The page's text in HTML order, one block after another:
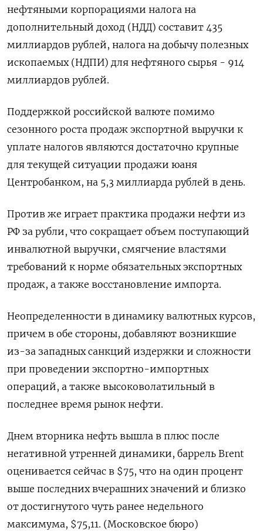
нефтяными корпорациями налога на
дополнительный доход (НДД) составит 435
миллиардов рублей, налога на добычу полезных
ископаемых (НДПИ) для нефтяного сырья - 914
миллиардов рублей.
Поддержкой российской валюте помимо
сезонного роста продаж экспортной выручки к
уплате налогов являются достаточно крупные
для текущей ситуации продажи юаня
Центробанком, на 5,3 миллиарда рублей в день.
Против же играет практика продажи нефти из
РФ за рубли, что сокращает объем поступающий
инвалютной выручки, смягчение властями
требований к норме обязательных экспортных
продаж, а также восстановление импорта.
Неопределенности в динамику валютных курсов,
причем в обе стороны, добавляют возникшие
из-за западных санкций издержки и сложности
при проведении экспортно-импортных
операций, а также высоковолатильный в
последнее время рынок нефти.
Днем вторника нефть вышла в плюс после
негативной утренней динамики, баррель Brent
оценивается сейчас в $75, что на один процент
выше последних вчерашних значений и близко
от достигнутого чуть ранее недельного
максимума, $75,11. (Московское бюро)